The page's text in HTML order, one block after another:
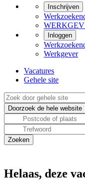
Inschrijven
Inloggen
Werkgever
Vacatures
Gehele site
Helaas, deze